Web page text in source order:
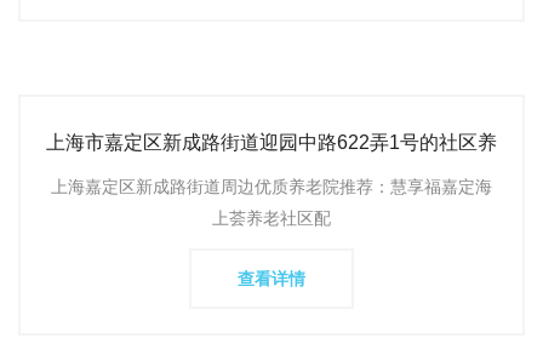
上海市嘉定区新成路街道迎园中路622弄1号的社区养
上海嘉定区新成路街道周边优质养老院推荐：慧享福嘉定海
上荟养老社区配
查看详情